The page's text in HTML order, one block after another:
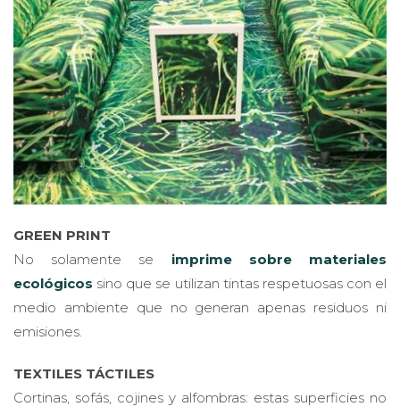
GREEN PRINT
No solamente se imprime sobre materiales
ecológicos sino que se utilizan tintas respetuosas con el
medio ambiente que no generan apenas residuos ni
emisiones.
TEXTILES TÁCTILES
Cortinas, sofás, cojines y alfombras: estas superficies no